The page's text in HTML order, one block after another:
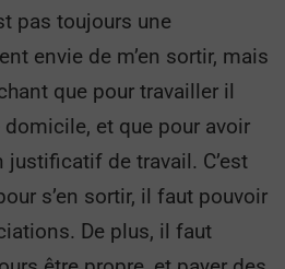
pas toujours une
envie de m’en sortir, mais
que pour travailler il
et que pour avoir
de travail. C’est
s’en sortir, il faut pouvoir
De plus, il faut